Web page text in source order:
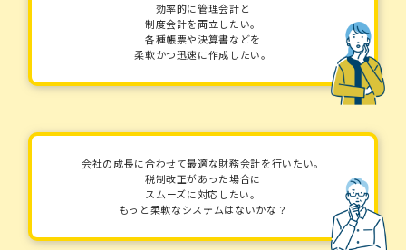
効率的に管理会計と
制度会計を両立したい。
各種帳票や決算書などを
柔軟かつ迅速に作成したい。
会社の成長に合わせて最適な財務会計を行いたい。
税制改正があった場合に
スムーズに対応したい。
もっと柔軟なシステムはないかな？